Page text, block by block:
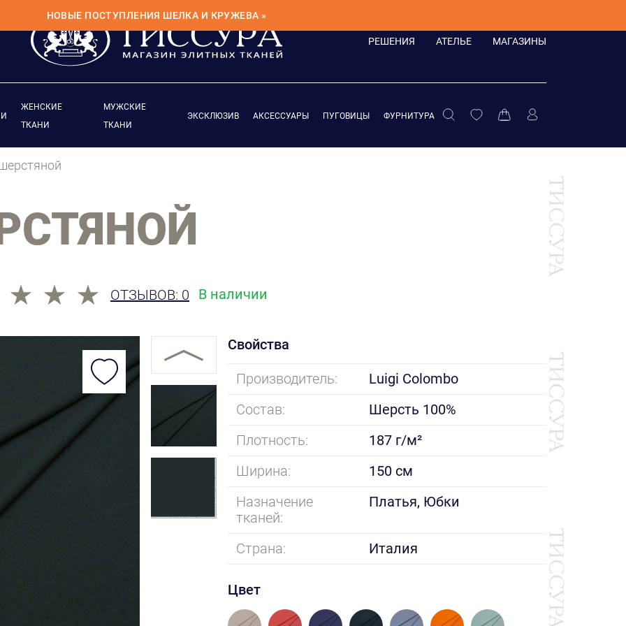
НОВЫЕ ПОСТУПЛЕНИЯ ШЕЛКА И КРУЖЕВА »
РЕШЕНИЯ АТЕЛЬЕ МАГАЗИНЫ
ЖЕНСКИЕ
ТКАНИ
МУЖСКИЕ
ТКАНИ
ЭКСКЛЮЗИВ АКСЕССУАРЫ ПУГОВИЦЫ ФУРНИТУРА
ОТЗЫВОВ: 0 В наличии
Свойства
Производитель:
Luigi Colombo
Состав:
Шерсть 100%
Плотность:
187 г/м²
Ширина:
150 см
Назначение
тканей:
Платья, Юбки
Страна: Италия
Цвет